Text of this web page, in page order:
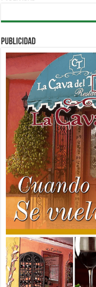
PUBLICIDAD